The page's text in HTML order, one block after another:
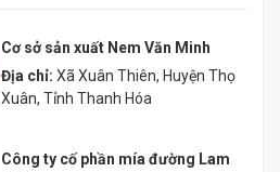
Cơ sở sản xuất Nem Văn Minh
Địa chỉ: Xã Xuân Thiên, Huyện Thọ
Xuân, Tỉnh Thanh Hóa
Công ty cố phần mía đường Lam